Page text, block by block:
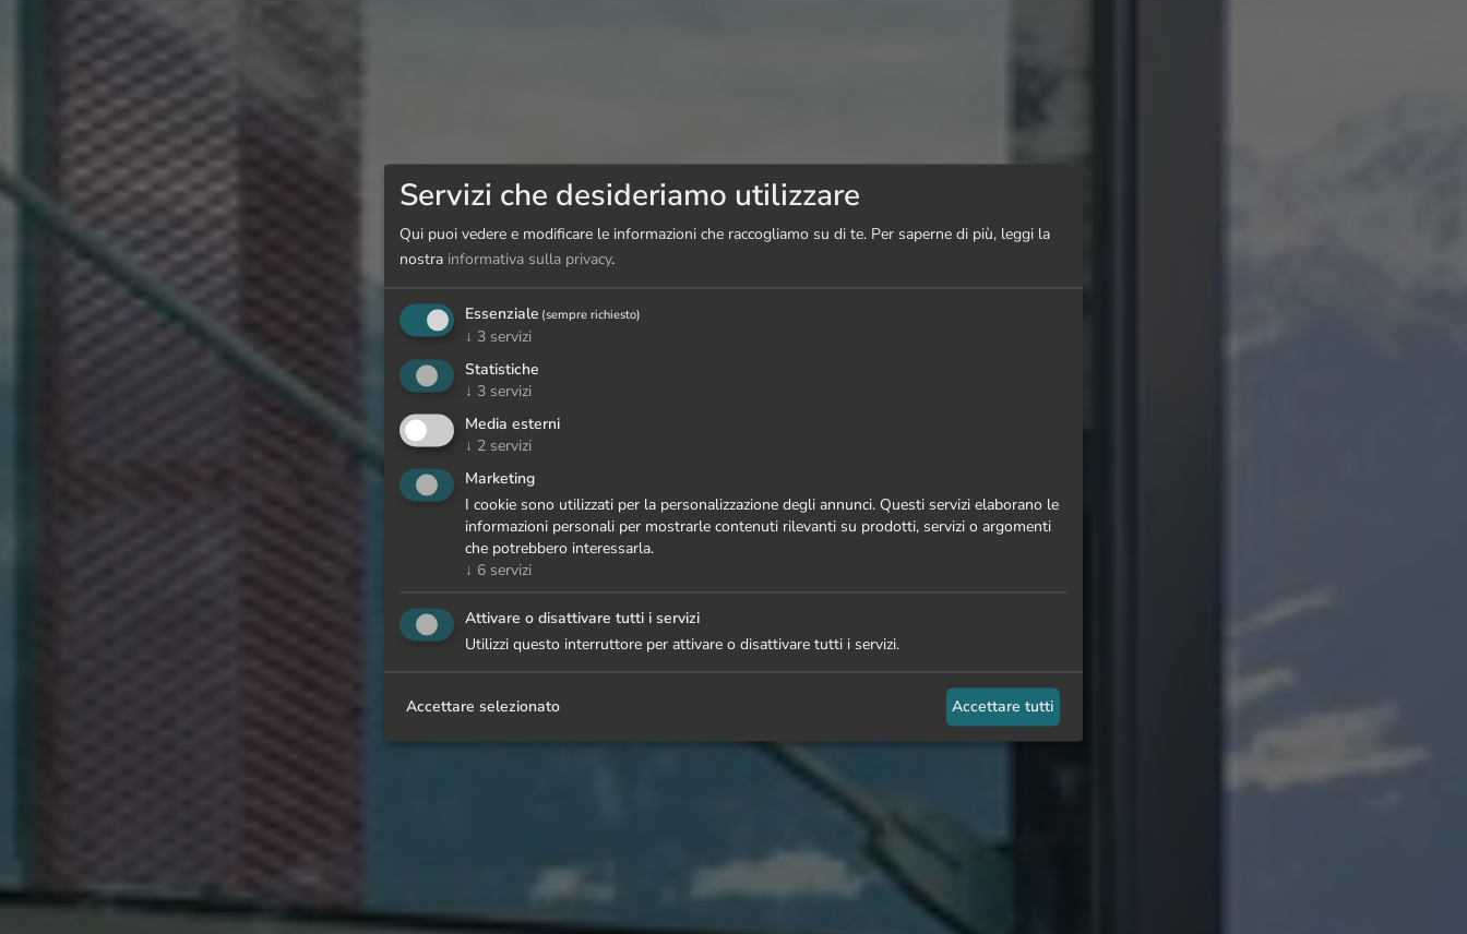
Servizi che desideriamo utilizzare
Qui puoi vedere e modificare le informazioni che raccogliamo su di te. Per saperne di più, leggi la
nostra informativa sulla privacy.
Essenziale (sempre richiesto)
↓ 3 servizi
Statistiche
↓ 3 servizi
Media esterni
↓ 2 servizi
Marketing
I cookie sono utilizzati per la personalizzazione degli annunci. Questi servizi elaborano le
informazioni personali per mostrarle contenuti rilevanti su prodotti, servizi o argomenti
che potrebbero interessarla.
↓ 6 servizi
Attivare o disattivare tutti i servizi
Utilizzi questo interruttore per attivare o disattivare tutti i servizi.
Accettare selezionato Accettare tutti